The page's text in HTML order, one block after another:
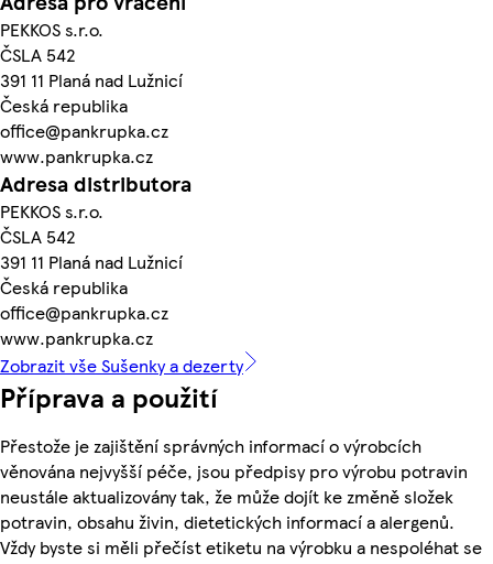
PEKKOS s.r.o.
ČSLA 542
391 11 Planá nad Lužnicí
Česká republika
office@pankrupka.cz
www.pankrupka.cz
Adresa distributora
PEKKOS s.r.o.
ČSLA 542
391 11 Planá nad Lužnicí
Česká republika
office@pankrupka.cz
www.pankrupka.cz
Zobrazit vše Sušenky a dezerty
Příprava a použití
Přestože je zajištění správných informací o výrobcích
věnována nejvyšší péče, jsou předpisy pro výrobu potravin
neustále aktualizovány tak, že může dojít ke změně složek
potravin, obsahu živin, dietetických informací a alergenů.
Vždy byste si měli přečíst etiketu na výrobku a nespoléhat se